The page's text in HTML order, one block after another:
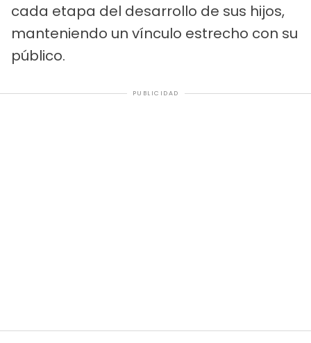
cada etapa del desarrollo de sus hijos,
manteniendo un vínculo estrecho con su
público.
PUBLICIDAD